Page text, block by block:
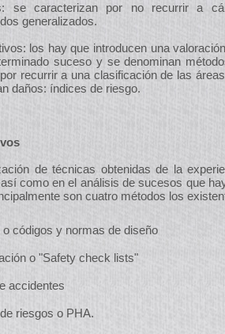
se caracterizan por no recurrir a
generalizados.
los hay que introducen una
suceso y se denominan
recurrir a una clasificación de las
daños: índices de riesgo.
de técnicas obtenidas de la
como en el análisis de sucesos que
son cuatro métodos los
códigos y normas de diseño
o "Safety check lists"
accidentes
riesgos o PHA.